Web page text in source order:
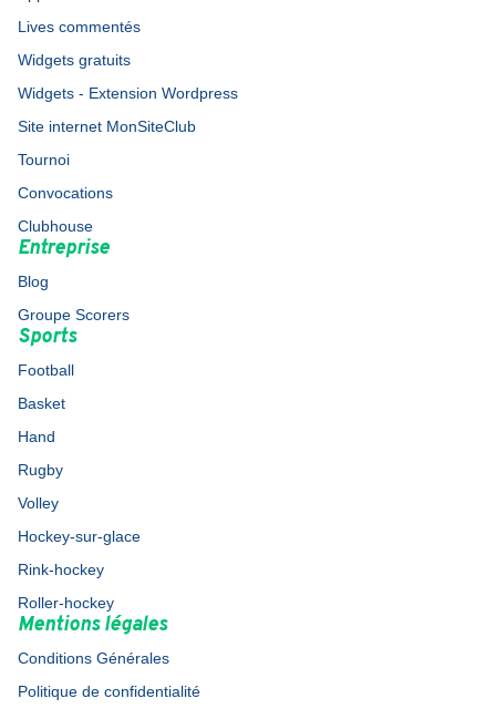
Lives commentés
Widgets gratuits
Widgets - Extension Wordpress
Site internet MonSiteClub
Tournoi
Convocations
Clubhouse
Entreprise
Blog
Groupe Scorers
Sports
Football
Basket
Hand
Rugby
Volley
Hockey-sur-glace
Rink-hockey
Roller-hockey
Mentions légales
Conditions Générales
Politique de confidentialité